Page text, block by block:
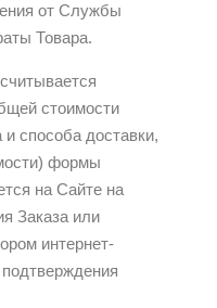
от Службы
Товара.
стоимости
и способа доставки,
формы
на Сайте на
Заказа или
интернет-